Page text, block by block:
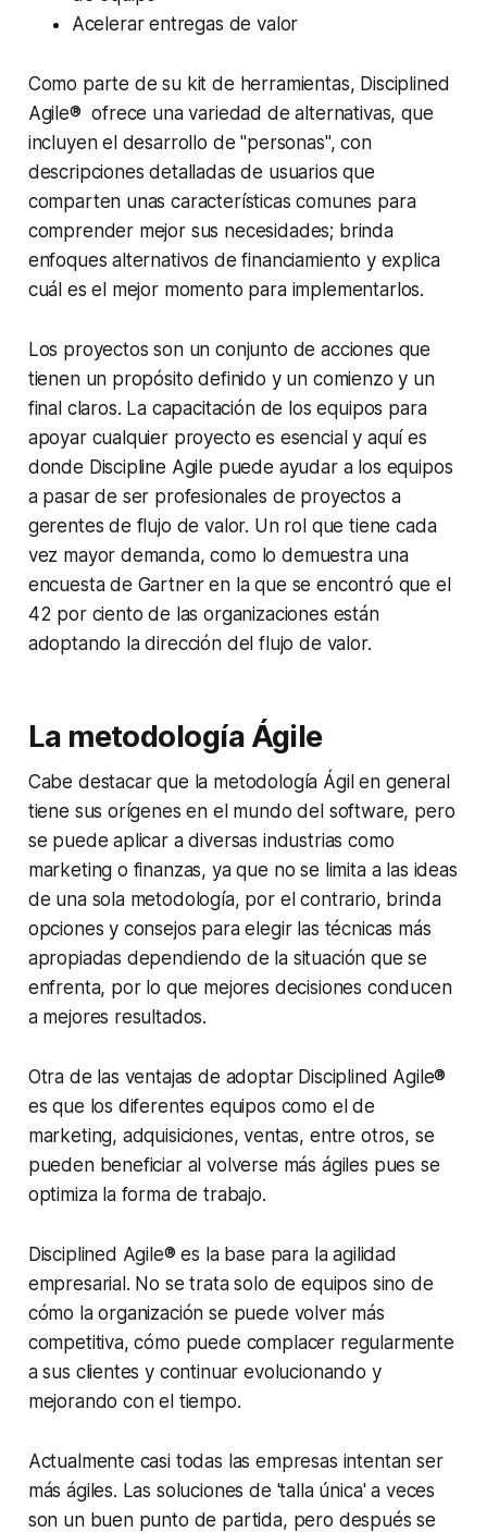
Acelerar entregas de valor
Como parte de su kit de herramientas, Disciplined
Agile® ofrece una variedad de alternativas, que
incluyen el desarrollo de "personas", con
descripciones detalladas de usuarios que
comparten unas características comunes para
comprender mejor sus necesidades; brinda
enfoques alternativos de financiamiento y explica
cuál es el mejor momento para implementarlos.
Los proyectos son un conjunto de acciones que
tienen un propósito definido y un comienzo y un
final claros. La capacitación de los equipos para
apoyar cualquier proyecto es esencial y aquí es
donde Discipline Agile puede ayudar a los equipos
a pasar de ser profesionales de proyectos a
gerentes de flujo de valor. Un rol que tiene cada
vez mayor demanda, como lo demuestra una
encuesta de Gartner en la que se encontró que el
42 por ciento de las organizaciones están
adoptando la dirección del flujo de valor.
La metodología Ágile
Cabe destacar que la metodología Ágil en general
tiene sus orígenes en el mundo del software, pero
se puede aplicar a diversas industrias como
marketing o finanzas, ya que no se limita a las ideas
de una sola metodología, por el contrario, brinda
opciones y consejos para elegir las técnicas más
apropiadas dependiendo de la situación que se
enfrenta, por lo que mejores decisiones conducen
a mejores resultados.
Otra de las ventajas de adoptar Disciplined Agile®
es que los diferentes equipos como el de
marketing, adquisiciones, ventas, entre otros, se
pueden beneficiar al volverse más ágiles pues se
optimiza la forma de trabajo.
Disciplined Agile® es la base para la agilidad
empresarial. No se trata solo de equipos sino de
cómo la organización se puede volver más
competitiva, cómo puede complacer regularmente
a sus clientes y continuar evolucionando y
mejorando con el tiempo.
Actualmente casi todas las empresas intentan ser
más ágiles. Las soluciones de 'talla única' a veces
son un buen punto de partida, pero después se